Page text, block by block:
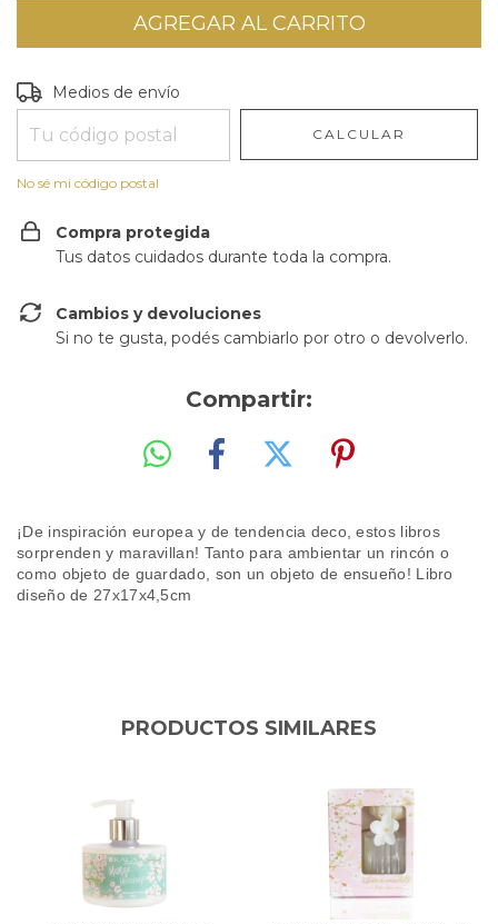
Entregas para el CP:
Medios de envío
CALCULAR
No sé mi código postal
Compra protegida
Tus datos cuidados durante toda la compra.
Cambios y devoluciones
Si no te gusta, podés cambiarlo por otro o devolverlo.
Compartir:
¡De inspiración europea y de tendencia deco, estos libros
sorprenden y maravillan! Tanto para ambientar un rincón o
como objeto de guardado, son un objeto de ensueño! Libro
diseño de 27x17x4,5cm
PRODUCTOS SIMILARES